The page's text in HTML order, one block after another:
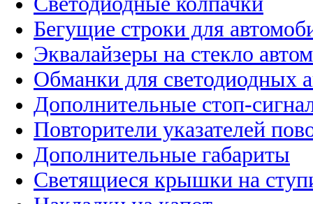
Бегущие строки для
Эквалайзеры на стекло
Обманки для светодиодных
Дополнительные стоп-
Повторители указателей
Дополнительные габариты
Светящиеся крышки на